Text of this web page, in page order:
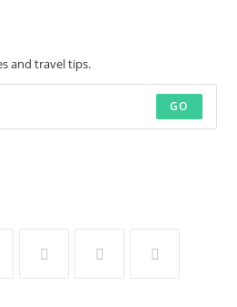
and travel tips.
GO